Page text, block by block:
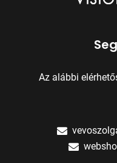
Az alábbi